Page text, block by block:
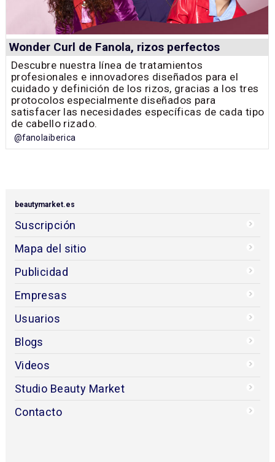
Wonder Curl de Fanola, rizos perfectos
Descubre nuestra línea de tratamientos
profesionales e innovadores diseñados para el
cuidado y definición de los rizos, gracias a los tres
protocolos especialmente diseñados para
satisfacer las necesidades específicas de cada tipo
de cabello rizado.
@fanolaiberica
beautymarket.es
Suscripción
Mapa del sitio
Publicidad
Empresas
Usuarios
Blogs
Videos
Studio Beauty Market
Contacto